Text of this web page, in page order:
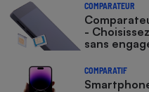
COMPARATEUR
-
sans
COMPARATIF